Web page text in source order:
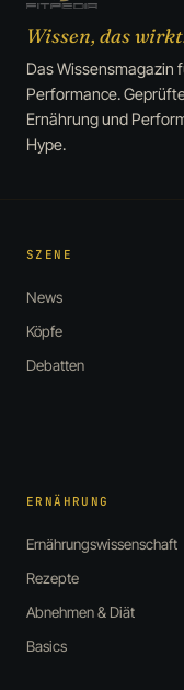
Wissen, das
Das Wissensmagazin
Performance.
Ernährung und
Hype.
SZENE
News
Köpfe
Debatten
ERNÄHRUNG
Ernährungswissenschaft
Rezepte
Abnehmen & Diät
Basics